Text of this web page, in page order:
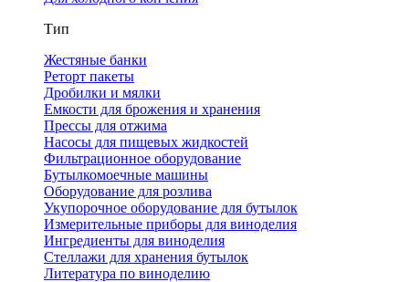
Тип
Жестяные банки
Реторт пакеты
Дробилки и мялки
Емкости для брожения и хранения
Прессы для отжима
Насосы для пищевых жидкостей
Фильтрационное оборудование
Бутылкомоечные машины
Оборудование для розлива
Укупорочное оборудование для бутылок
Измерительные приборы для виноделия
Ингредиенты для виноделия
Стеллажи для хранения бутылок
Литература по виноделию